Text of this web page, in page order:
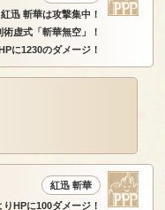
紅迅 斬華は攻撃集中！
虚式「斬華無空」！
に1230のダメージ！
紅迅 斬華
りHPに100ダメージ！